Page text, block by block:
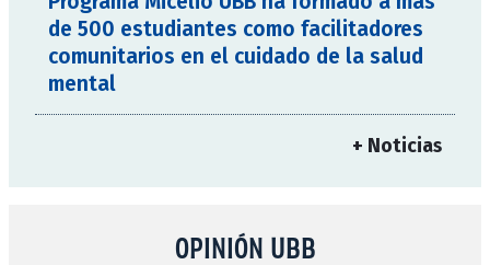
de 500 estudiantes como facilitadores
comunitarios en el cuidado de la salud
mental
+ Noticias
OPINIÓN UBB